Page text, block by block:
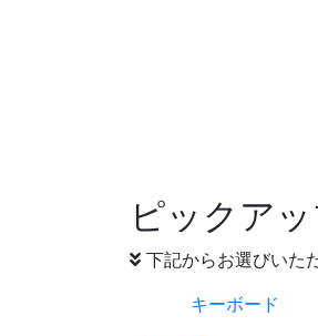
ピックア
下記からお選びいた
キーボード